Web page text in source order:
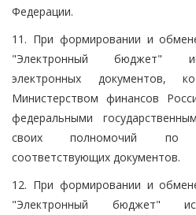
Федерации.
11. При формировании и
"Электронный бюджет"
электронных документов,
Министерством финансов
федеральными
своих полномочий по
соответствующих документов.
12. При формировании и
"Электронный бюджет"